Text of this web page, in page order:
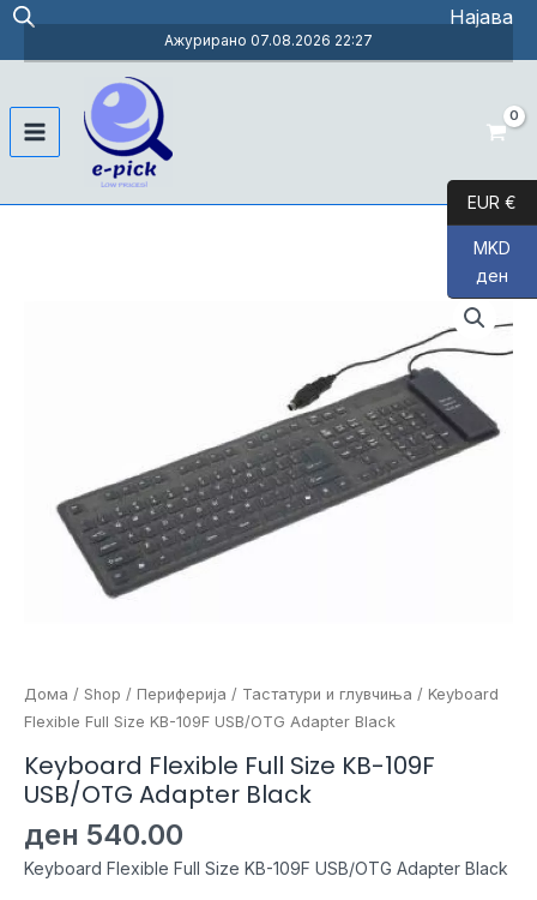
Skip
content
Најава
Ажурирано 07.08.2026 22:27
Main
Дома / Shop / Периферија / Тастатури и глувчиња / Keyboard
Flexible Full Size KB-109F USB/OTG Adapter Black
Keyboard Flexible Full Size KB-109F
USB/OTG Adapter Black
ден 540.00
Keyboard Flexible Full Size KB-109F USB/OTG Adapter Black
EUR €
MKD
ден